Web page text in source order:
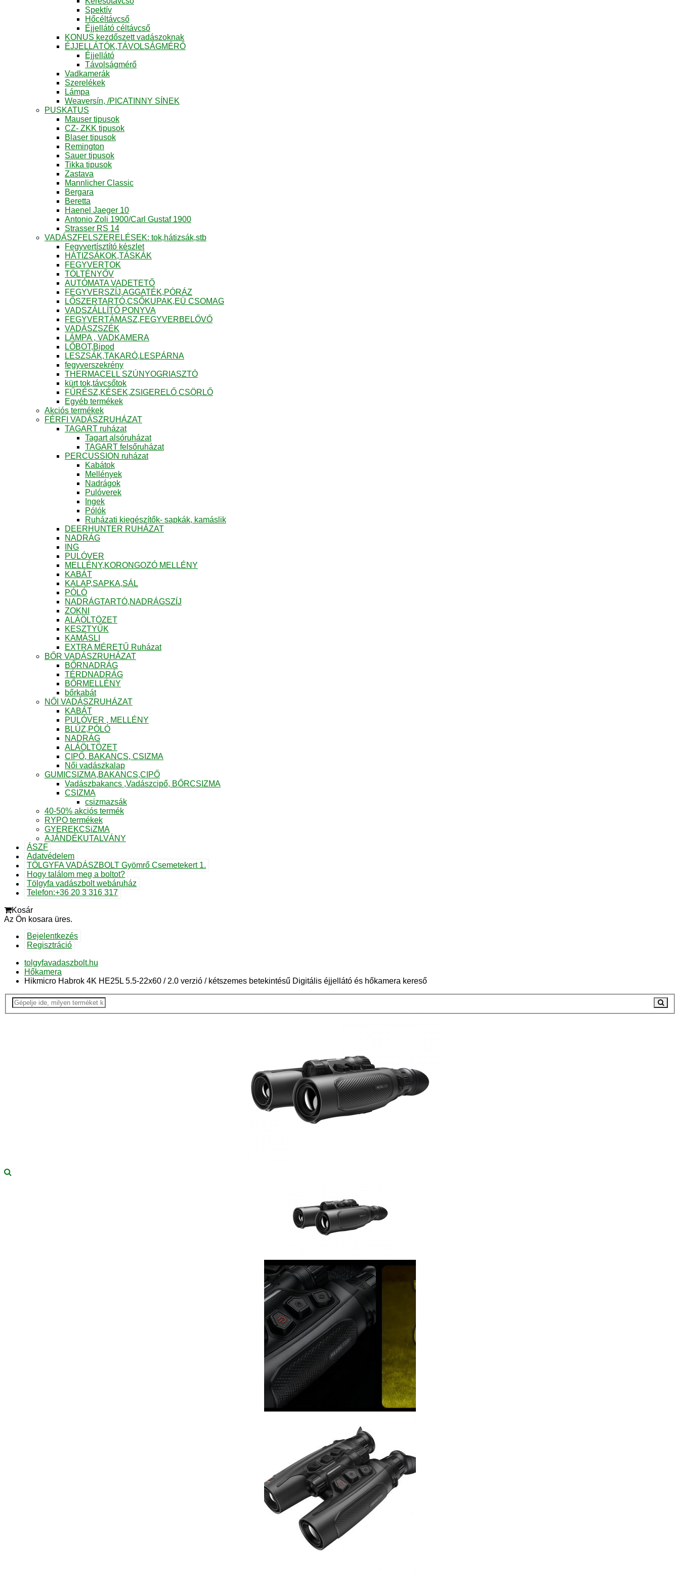
Spektív
Hőcéltávcső
Éjjellátó céltávcső
KONUS kezdőszett vadászoknak
ÉJJELLÁTÓK,TÁVOLSÁGMÉRŐ
Éjjellátó
Távolságmérő
Vadkamerák
Szerelékek
Lámpa
Weaversín, /PICATINNY SÍNEK
PUSKATUS
Mauser tipusok
CZ- ZKK tipusok
Blaser tipusok
Remington
Sauer tipusok
Tikka tipusok
Zastava
Mannlicher Classic
Bergara
Beretta
Haenel Jaeger 10
Antonio Zoli 1900/Carl Gustaf 1900
Strasser RS 14
VADÁSZFELSZERELÉSEK: tok,hátizsák,stb
Fegyvertísztító készlet
HÁTIZSÁKOK,TÁSKÁK
FEGYVERTOK
TÖLTÉNYŐV
AUTÓMATA VADETETŐ
FEGYVERSZÍJ,AGGATÉK,PÓRÁZ
LŐSZERTARTÓ,CSŐKUPAK,EÜ CSOMAG
VADSZÁLLÍTÓ PONYVA
FEGYVERTÁMASZ,FEGYVERBELŐVŐ
VADÁSZSZÉK
LÁMPA , VADKAMERA
LŐBOT,Bipod
LESZSÁK,TAKARÓ,LESPÁRNA
fegyverszekrény
THERMACELL SZÚNYOGRIASZTÓ
kürt tok,távcsőtok
FŰRÉSZ,KÉSEK,ZSIGERELŐ CSÖRLŐ
Egyéb termékek
Akciós termékek
FÉRFI VADÁSZRUHÁZAT
TAGART ruházat
Tagart alsóruházat
TAGART felsőruházat
PERCUSSION ruházat
Kabátok
Mellények
Nadrágok
Pulóverek
Ingek
Pólók
Ruházati kiegészítők- sapkák, kamáslik
DEERHUNTER RUHÁZAT
NADRÁG
ING
PULÓVER
MELLÉNY,KORONGOZÓ MELLÉNY
KABÁT
KALAP,SAPKA,SÁL
PÓLÓ
NADRÁGTARTÓ,NADRÁGSZÍJ
ZOKNI
ALÁÖLTÖZET
KESZTYŰK
KAMÁSLI
EXTRA MÉRETŰ Ruházat
BŐR VADÁSZRUHÁZAT
BŐRNADRÁG
TÉRDNADRÁG
BŐRMELLÉNY
bőrkabát
NŐI VADÁSZRUHÁZAT
KABÁT
PULÓVER , MELLÉNY
BLÚZ,PÓLÓ
NADRÁG
ALÁÖLTÖZET
CIPŐ, BAKANCS, CSIZMA
Női vadászkalap
GUMICSIZMA,BAKANCS,CIPŐ
Vadászbakancs ,Vadászcipő, BŐRCSIZMA
CSIZMA
csizmazsák
40-50% akciós termék
RYPO termékek
GYEREKCSiZMA
AJÁNDÉKUTALVÁNY
ÁSZF
Adatvédelem
TÖLGYFA VADÁSZBOLT Gyömrő Csemetekert 1.
Hogy találom meg a boltot?
Tölgyfa vadászbolt webáruház
Telefon:+36 20 3 316 317
Kosár
Az Ön kosara üres.
Bejelentkezés
Regisztráció
tolgyfavadaszbolt.hu
Hőkamera
Hikmicro Habrok 4K HE25L 5.5-22x60 / 2.0 verzió / kétszemes betekintésű Digitális éjjellátó és hőkamera kereső